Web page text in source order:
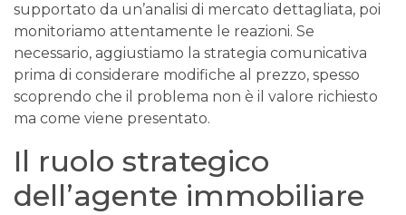
supportato da un’analisi di mercato dettagliata, poi
monitoriamo attentamente le reazioni. Se
necessario, aggiustiamo la strategia comunicativa
prima di considerare modifiche al prezzo, spesso
scoprendo che il problema non è il valore richiesto
ma come viene presentato.
Il ruolo strategico
dell’agente immobiliare